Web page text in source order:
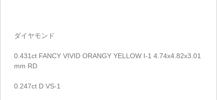
ダイヤモンド
0.431ct FANCY VIVID ORANGY YELLOW I-1 4.74x4.82x3.01
mm RD
0.247ct D VS-1